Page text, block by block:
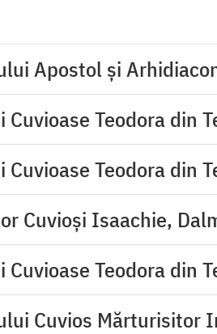
Apostol și
Teodora din
Teodora din
Cuvioşi Isaachie,
Teodora din
Cuvios Mărturisitor